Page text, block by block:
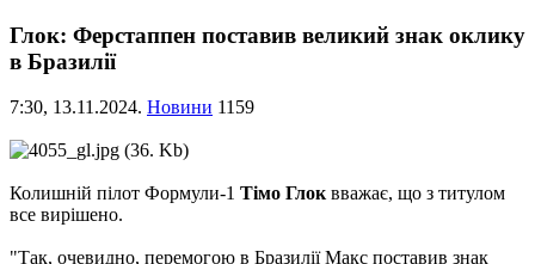
Глок: Ферстаппен поставив великий знак оклику
в Бразилії
7:30, 13.11.2024. Новини 1159
Колишній пілот Формули-1 Тімо Глоквважає, що з титулом
все вирішено.
"Так, очевидно, перемогою в Бразилії Макс поставив знак